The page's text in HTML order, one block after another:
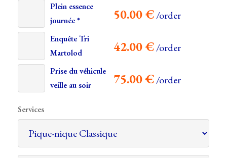
Plein essence
journée *
50.00€/order
Enquête Tri
Martolod
42.00€/order
Prise du véhicule
veille au soir
75.00€/order
Services